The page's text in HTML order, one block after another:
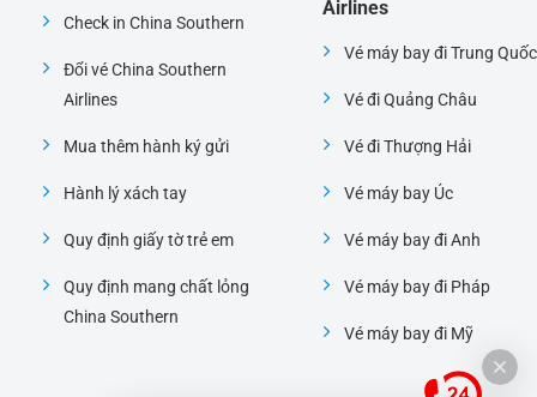
Check in China Southern
Đổi vé China Southern
Airlines
Mua thêm hành ký gửi
Hành lý xách tay
Quy định giấy tờ trẻ em
Quy định mang chất lỏng
China Southern
Airlines
Vé máy bay đi Trung Quốc
Vé đi Quảng Châu
Vé đi Thượng Hải
Vé máy bay Úc
Vé máy bay đi Anh
Vé máy bay đi Pháp
Vé máy bay đi Mỹ